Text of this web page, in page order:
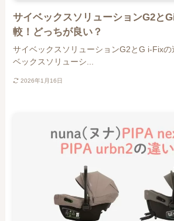
サイベックスソリューションG2と
較！どっちが良い？
サイベックスソリューションG2とG i-Fixの
ベックスソリューシ...
2026年1月16日